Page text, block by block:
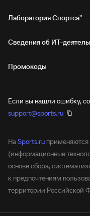
Лаборатория Спортса"
Сведения об
Промокоды
Если вы нашли ошибку,
support@sports.ru
НаSports.ru применяются
(информационные
основе сбора,
к предпочтениям
территории Российской